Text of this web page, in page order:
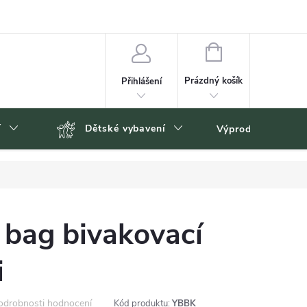
Přihlášení
NÁKUPNÍ
Prázdný košík
Dětské vybavení Výprodej
bivakovací
hodnocení Kód produktu: YBBK